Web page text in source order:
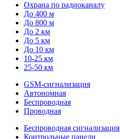
Охрана по радиоканалу
До 400 м
До 800 м
До 2 км
До 5 км
До 10 км
10-25 км
25-50 км
GSM-сигнализация
Автономная
Беспроводная
Проводная
Беспроводная сигнализация
Контрольные панели